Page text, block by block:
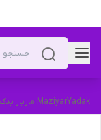
MaziyarYadak مازیار یدک